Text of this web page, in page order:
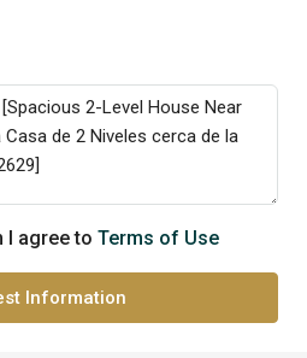
I agree to Terms of Use
Information